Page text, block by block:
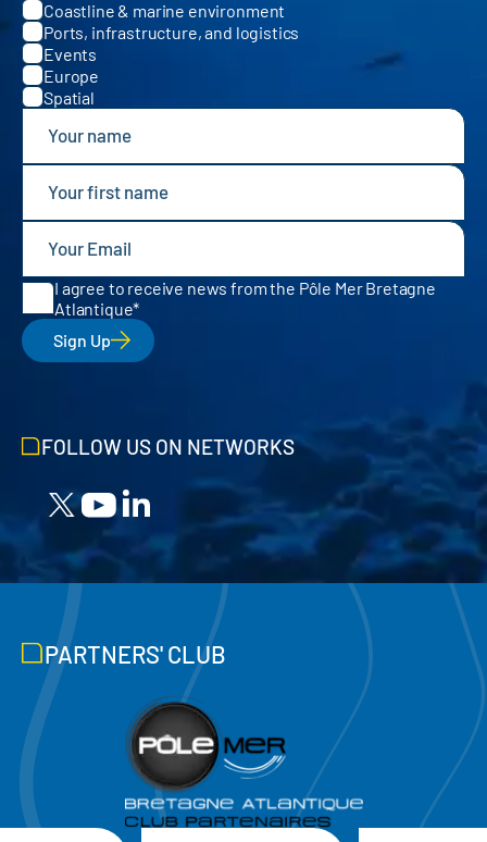
Coastline & marine environment
Ports, infrastructure, and logistics
Events
Europe
Spatial
I agree to receive news from the Pôle Mer Bretagne
Atlantique
Sign Up
FOLLOW US ON NETWORKS
PARTNERS' CLUB